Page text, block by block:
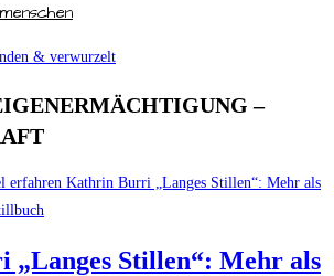
–
Stillen“: Mehr als